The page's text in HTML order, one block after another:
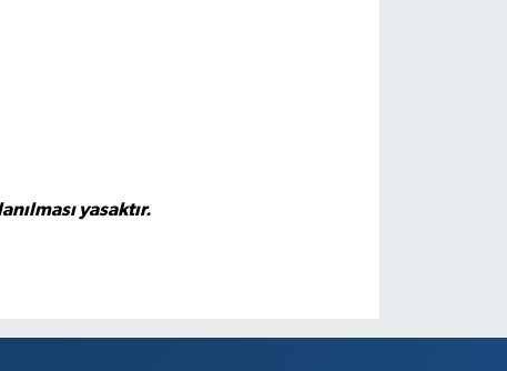
yasaktır.